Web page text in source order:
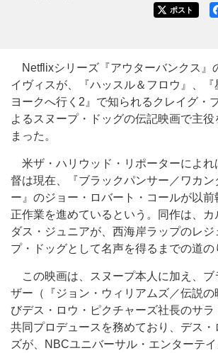
ポスト
Netflixシリーズ『アウターバンクス』
イヴィスが、『ハッスル＆フロウ』、『
ヨークへ行く2』で知られるクレイグ・
よるスヌープ・ドッグの伝記映画で主
まった。
米ザ・ハリウッド・リポーターによれ
督は現在、『ブラックパンサー／ワカ
ー』のジョー・ロバート・コールが以
正作業を進めているという。同作は、
ダス・ジュニアが、西海岸ラップのレ
プ・ドッグとして名声を得るまでの道の
この映画は、スヌープ本人に加え、ブ
ザー（『ジョン・ウィリアムズ／伝説の
びデス・ロウ・ピクチャーズ社長のサ
共同プロデュースを務めており、デス・
ズが、NBCユニバーサル・エンターテ